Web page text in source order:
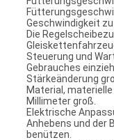
Geschwindigkeit
Die
Steuerung und
Gebrauches
Stärkeänderung
Material,
Millimeter groß.
Elektrische
Anhebens und der
benützen.